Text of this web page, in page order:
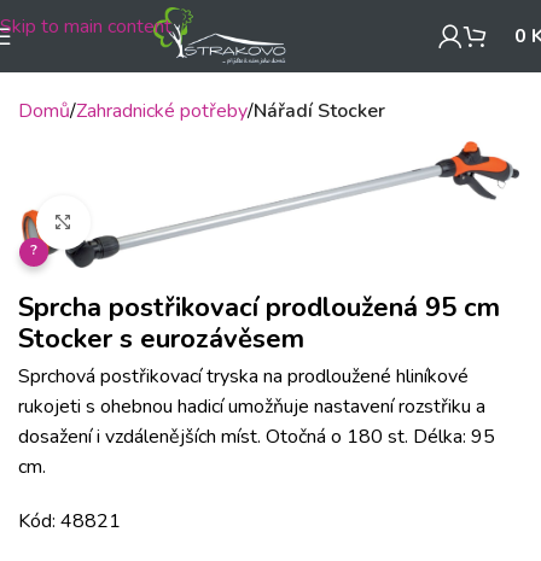
Skip to main content 0
Domů Zahradnické potřeby Nářadí Stocker
Klikněte pro zvětšení
?
Sprcha postřikovací prodloužená 95 cm
Stocker s eurozávěsem
Sprchová postřikovací tryska na prodloužené hliníkové
rukojeti s ohebnou hadicí umožňuje nastavení rozstřiku a
dosažení i vzdálenějších míst. Otočná o 180 st. Délka: 95
cm.
Kód: 48821